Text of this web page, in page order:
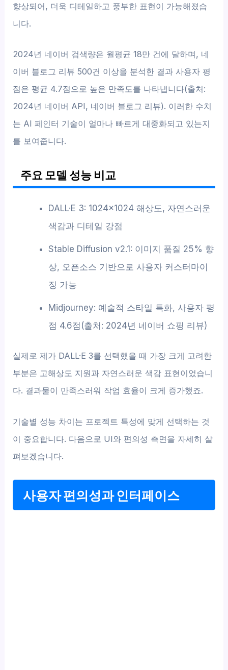
향상되어, 더욱 디테일하고 풍부한 표현이 가능해졌습
니다.
2024년 네이버 검색량은 월평균 18만 건에 달하며, 네
이버 블로그 리뷰 500건 이상을 분석한 결과 사용자 평
점은 평균 4.7점으로 높은 만족도를 나타냅니다(출처:
2024년 네이버 API, 네이버 블로그 리뷰). 이러한 수치
는 AI 페인터 기술이 얼마나 빠르게 대중화되고 있는지
를 보여줍니다.
주요 모델 성능 비교
DALL·E 3: 1024×1024 해상도, 자연스러운
색감과 디테일 강점
Stable Diffusion v2.1: 이미지 품질 25% 향
상, 오픈소스 기반으로 사용자 커스터마이
징 가능
Midjourney: 예술적 스타일 특화, 사용자 평
점 4.6점(출처: 2024년 네이버 쇼핑 리뷰)
실제로 제가 DALL·E 3를 선택했을 때 가장 크게 고려한
부분은 고해상도 지원과 자연스러운 색감 표현이었습니
다. 결과물이 만족스러워 작업 효율이 크게 증가했죠.
기술별 성능 차이는 프로젝트 특성에 맞게 선택하는 것
이 중요합니다. 다음으로 UI와 편의성 측면을 자세히 살
펴보겠습니다.
사용자 편의성과 인터페이스